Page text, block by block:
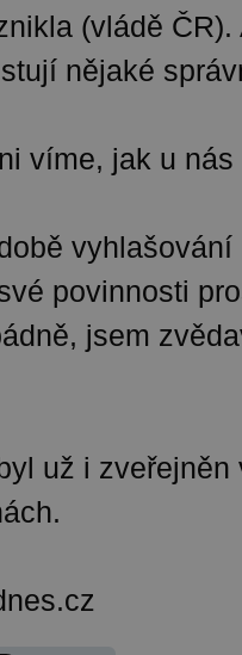
(vládě ČR).
nějaké
víme, jak u
povinnosti
jsem
už i zveřejněn